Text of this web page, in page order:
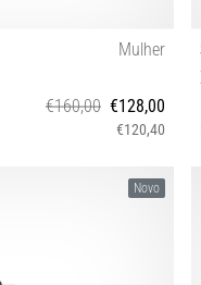
Mulher
€160,00 €128,00
€120,40
Novo